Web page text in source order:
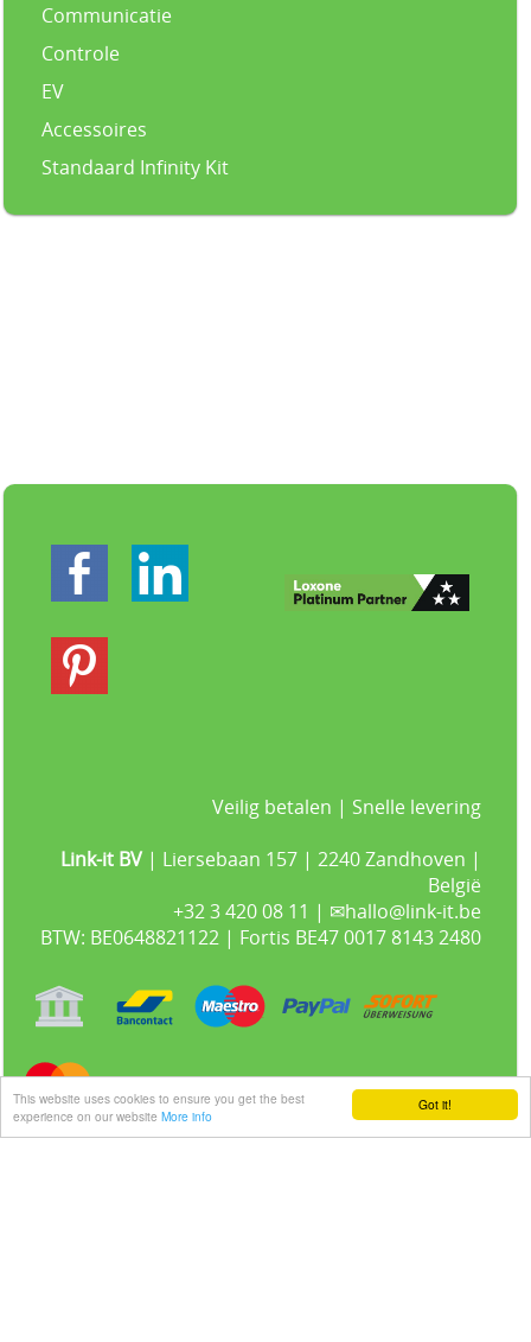
Got it!
This website uses cookies to ensure you get the best
experience on our website More info
Communicatie
Controle
EV
Accessoires
Standaard Infinity Kit
Veilig betalen | Snelle levering
Link-it BV | Liersebaan 157 | 2240 Zandhoven |
België
+32 3 420 08 11 | ✉hallo@link-it.be
BTW: BE0648821122 | Fortis BE47 0017 8143 2480